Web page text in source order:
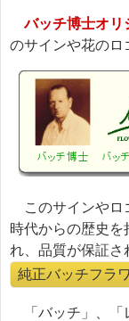
バッチ博士オリ
のサインや花のロ
このサインやロ
時代からの歴史を
れ、品質が保証
純正バッチフラ
「バッチ」、「